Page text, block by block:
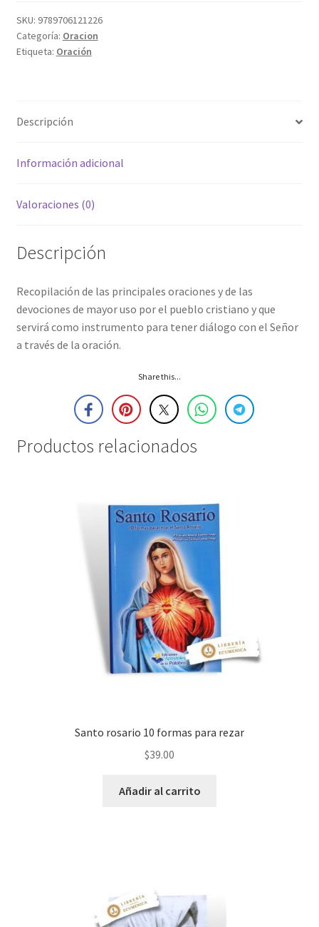
SKU: 9789706121226
Categoría: Oracion
Etiqueta: Oración
Descripción
Información adicional
Valoraciones (0)
Descripción
Recopilación de las principales oraciones y de las
devociones de mayor uso por el pueblo cristiano y que
servirá como instrumento para tener diálogo con el Señor
a través de la oración.
Share this...
Productos relacionados
Santo rosario 10 formas para rezar
$39.00
Añadir al carrito